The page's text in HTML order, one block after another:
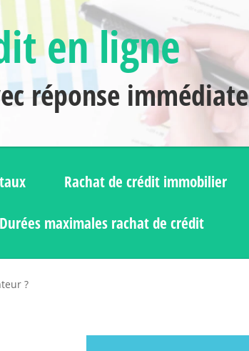
en ligne
réponse immédiate
Rachat de crédit immobilier
Durées maximales rachat de crédit
?